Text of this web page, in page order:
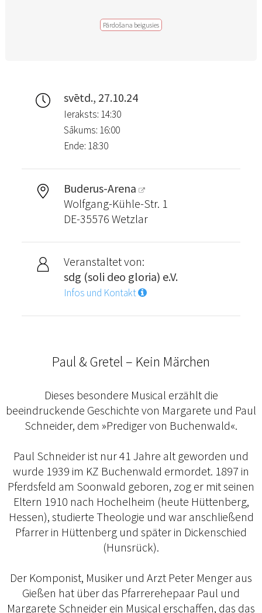
Pārdošana beigusies
svētd., 27.10.24
Ieraksts: 14:30
Sākums: 16:00
Ende: 18:30
Buderus-Arena
Wolfgang-Kühle-Str. 1
DE-35576 Wetzlar
Veranstaltet von:
sdg (soli deo gloria) e.V.
Infos und Kontakt
Paul & Gretel – Kein Märchen
Dieses besondere Musical erzählt die
beeindruckende Geschichte von Margarete und Paul
Schneider, dem »Prediger von Buchenwald«.
Paul Schneider ist nur 41 Jahre alt geworden und
wurde 1939 im KZ Buchenwald ermordet. 1897 in
Pferdsfeld am Soonwald geboren, zog er mit seinen
Eltern 1910 nach Hochelheim (heute Hüttenberg,
Hessen), studierte Theologie und war anschließend
Pfarrer in Hüttenberg und später in Dickenschied
(Hunsrück).
Der Komponist, Musiker und Arzt Peter Menger aus
Gießen hat über das Pfarrerehepaar Paul und
Margarete Schneider ein Musical erschaffen, das das